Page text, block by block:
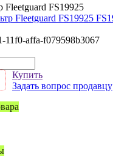
FS19925
11f0-affa-f079598b3067
Купить
Задать вопрос продавцу